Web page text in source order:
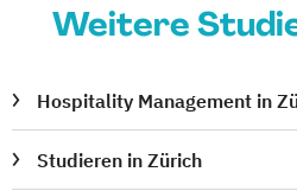
Weitere
Hospitality Management in
Studieren in Zürich